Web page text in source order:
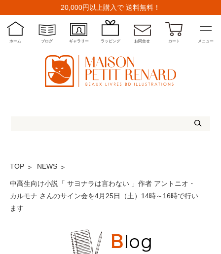
20,000円以上購入で 送料無料！
ホーム ブログ ギャラリー ラッピング お問合せ カート メニュー
TOP NEWS
中高生向け小説「 サヨナラは言わない 」作者 アントニオ・
カルモナ さんのサイン会を4月25日（土）14時～16時で行い
ます